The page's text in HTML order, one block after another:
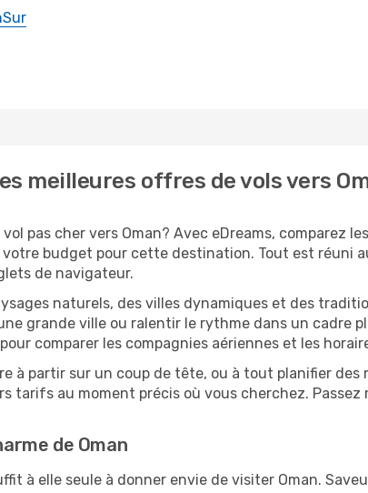
Sur
meilleures offres de vols vers
pas cher vers Oman? Avec eDreams, comparez
budget pour cette destination. Tout est réuni
de navigateur.
naturels, des villes dynamiques et des
grande ville ou ralentir le rythme dans un cadre
comparer les compagnies aériennes et les
à partir sur un coup de tête, ou à tout planifier
tarifs au moment précis où vous cherchez.
de Oman
à elle seule à donner envie de visiter Oman.